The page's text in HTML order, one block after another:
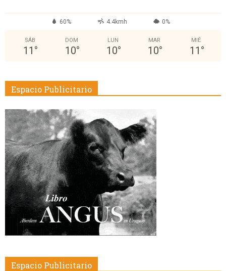
60% 4.4kmh 0%
SÁB
11 °
DOM
10°
LUN
10°
MAR
10°
MIÉ
11 °
Espacio Publicitario
Espacio Publicitario